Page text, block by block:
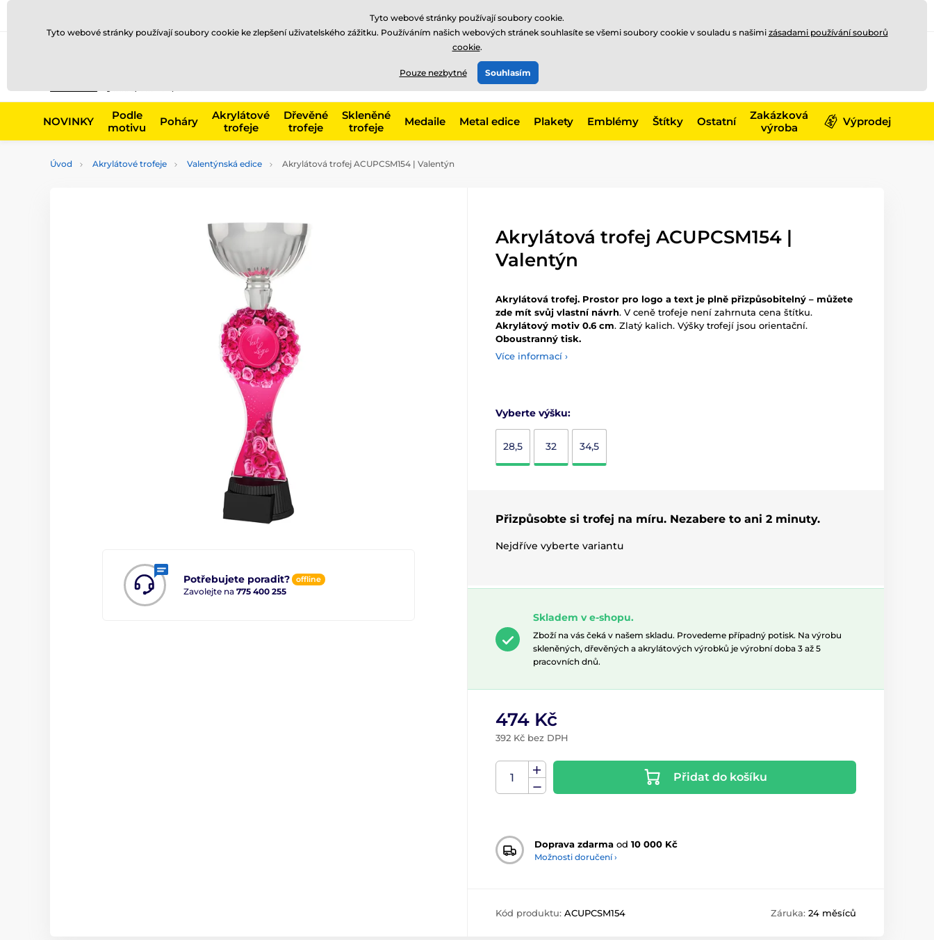
775 400 255
Zavolejte nám
NOVINKY
Podle
motivu
Poháry
Akrylátové
trofeje
Dřevěné
trofeje
Skleněné
trofeje
Medaile Metal edice Plakety Emblémy Štítky Ostatní
Zakázková
výroba
Výprodej
Úvod Akrylátové trofeje Valentýnská edice Akrylátová trofej ACUPCSM154 | Valentýn
Potřebujete poradit? offline
Zavolejte na 775 400 255
Akrylátová trofej ACUPCSM154 |
Valentýn
Akrylátová trofej. Prostor pro logo a text je plně přizpůsobitelný – můžete
zde mít svůj vlastní návrh. V ceně trofeje není zahrnuta cena štítku.
Akrylátový motiv 0.6 cm. Zlatý kalich. Výšky trofejí jsou orientační.
Oboustranný tisk.
Více informací ›
Vyberte výšku:
28,5 32 34,5
Přizpůsobte si trofej na míru. Nezabere to ani 2 minuty.
Nejdříve vyberte variantu
Skladem v e-shopu.
Zboží na vás čeká v našem skladu. Provedeme případný potisk. Na výrobu
skleněných, dřevěných a akrylátových výrobků je výrobní doba 3 až 5
pracovních dnů.
474 Kč
392 Kč bez DPH
Přidat do košíku
Doprava zdarma od 10 000 Kč
Možnosti doručení ›
Kód produktu: ACUPCSM154 Záruka: 24 měsíců
Tyto webové stránky používají soubory cookie.
Tyto webové stránky používají soubory cookie ke zlepšení uživatelského zážitku. Používáním našich webových stránek souhlasíte se všemi soubory cookie v souladu s našimi zásadami používání souborů
cookie.
Pouze nezbytné Souhlasím